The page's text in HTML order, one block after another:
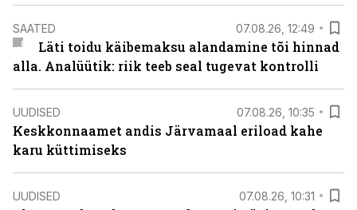
SAATED 07.08.26, 12:49
Läti toidu käibemaksu alandamine tõi hinnad
alla. Analüütik: riik teeb seal tugevat kontrolli
UUDISED 07.08.26, 10:35
Keskkonnaamet andis Järvamaal eriload kahe
karu küttimiseks
UUDISED 07.08.26, 10:31